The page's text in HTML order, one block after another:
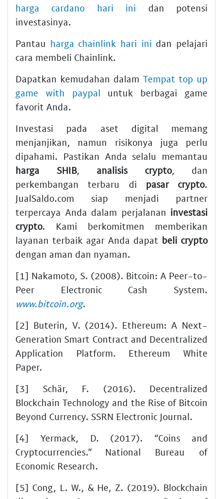
harga cardano hari ini dan potensi
investasinya.
Pantau harga chainlink hari ini dan pelajari
cara membeli Chainlink.
Dapatkan kemudahan dalam Tempat top up
game with paypal untuk berbagai game
favorit Anda.
Investasi pada aset digital memang
menjanjikan, namun risikonya juga perlu
dipahami. Pastikan Anda selalu memantau
harga SHIB, analisis crypto, dan
perkembangan terbaru di pasar crypto.
JualSaldo.com siap menjadi partner
terpercaya Anda dalam perjalanan investasi
crypto. Kami berkomitmen memberikan
layanan terbaik agar Anda dapat beli crypto
dengan aman dan nyaman.
[1] Nakamoto, S. (2008). Bitcoin: A Peer-to-
Peer Electronic Cash System.
www.bitcoin.org.
[2] Buterin, V. (2014). Ethereum: A Next-
Generation Smart Contract and Decentralized
Application Platform. Ethereum White
Paper.
[3] Schär, F. (2016). Decentralized
Blockchain Technology and the Rise of Bitcoin
Beyond Currency. SSRN Electronic Journal.
[4] Yermack, D. (2017). “Coins and
Cryptocurrencies.” National Bureau of
Economic Research.
[5] Cong, L. W., & He, Z. (2019). Blockchain